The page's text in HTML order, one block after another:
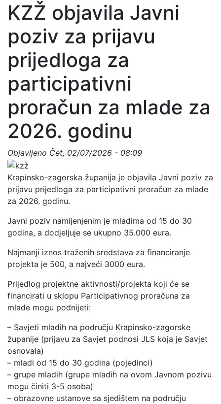
KZŽ objavila Javni
poziv za prijavu
prijedloga za
participativni
proračun za mlade za
2026. godinu
Objavljeno Čet, 02/07/2026 - 08:09
Krapinsko-zagorska županija je objavila Javni poziv za
prijavu prijedloga za participativni proračun za mlade
za 2026. godinu.
Javni poziv namijenjenim je mladima od 15 do 30
godina, a dodjeljuje se ukupno 35.000 eura.
Najmanji iznos traženih sredstava za financiranje
projekta je 500, a najveći 3000 eura.
Prijedlog projektne aktivnosti/projekta koji će se
financirati u sklopu Participativnog proračuna za
mlade mogu podnijeti:
– Savjeti mladih na području Krapinsko-zagorske
županije (prijavu za Savjet podnosi JLS koja je Savjet
osnovala)
– mladi od 15 do 30 godina (pojedinci)
– grupe mladih (grupe mladih na ovom Javnom pozivu
mogu činiti 3-5 osoba)
– obrazovne ustanove sa sjedištem na području